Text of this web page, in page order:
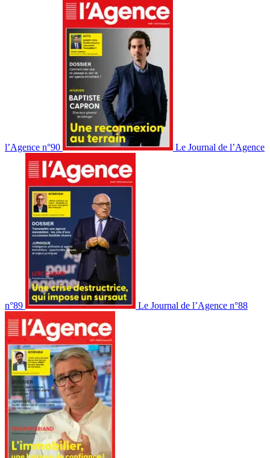
l’Agence n°90 Le Journal de l’Agence
n°89 Le Journal de l’Agence n°88